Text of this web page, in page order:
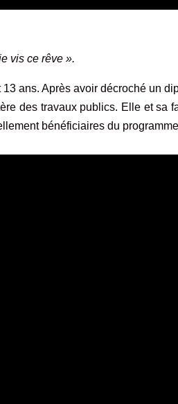
vis ce rêve ».
ans. Après avoir décroché un
des travaux publics. Elle et sa
bénéficiaires du